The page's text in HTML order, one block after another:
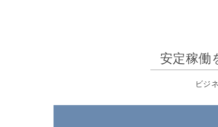
安定稼働
ビジ